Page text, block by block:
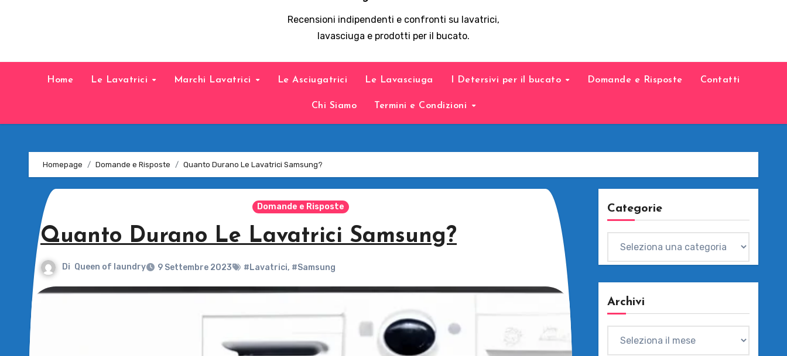
Recensioni indipendenti e confronti su lavatrici,
lavasciuga e prodotti per il bucato.
Home Le Lavatrici Marchi Lavatrici Le Asciugatrici Le Lavasciuga I Detersivi per il bucato Domande e Risposte Contatti
Chi Siamo Termini e Condizioni
Homepage Domande e Risposte Quanto Durano Le Lavatrici Samsung?
Domande e Risposte
Quanto Durano Le Lavatrici Samsung?
Di Queen of laundry 9 Settembre 2023 #Lavatrici, #Samsung
Categorie
Archivi